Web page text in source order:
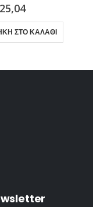
25,04
ΣΤΟ ΚΑΛΆΘΙ